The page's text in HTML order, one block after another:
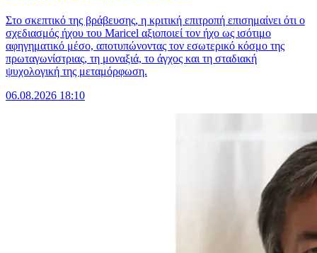
Στο σκεπτικό της βράβευσης, η κριτική επιτροπή επισημαίνει ότι ο
σχεδιασμός ήχου του Maricel αξιοποιεί τον ήχο ως ισότιμο
αφηγηματικό μέσο, αποτυπώνοντας τον εσωτερικό κόσμο της
πρωταγωνίστριας, τη μοναξιά, το άγχος και τη σταδιακή
ψυχολογική της μεταμόρφωση.
06.08.2026 18:10